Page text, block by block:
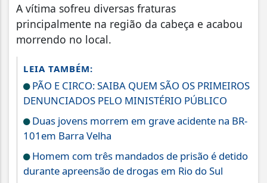
A vítima sofreu diversas fraturas
principalmente na região da cabeça e acabou
morrendo no local.
LEIA TAMBÉM:
PÃO E CIRCO: SAIBA QUEM SÃO OS PRIMEIROS
DENUNCIADOS PELO MINISTÉRIO PÚBLICO
Duas jovens morrem em grave acidente na BR-
101em Barra Velha
Homem com três mandados de prisão é detido
durante apreensão de drogas em Rio do Sul